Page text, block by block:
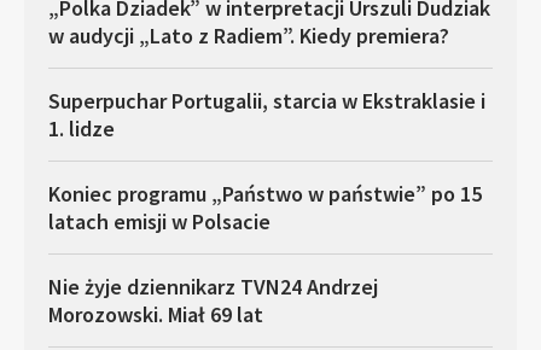
„Polka Dziadek” w interpretacji Urszuli Dudziak
w audycji „Lato z Radiem”. Kiedy premiera?
Superpuchar Portugalii, starcia w Ekstraklasie i
1. lidze
Koniec programu „Państwo w państwie” po 15
latach emisji w Polsacie
Nie żyje dziennikarz TVN24 Andrzej
Morozowski. Miał 69 lat